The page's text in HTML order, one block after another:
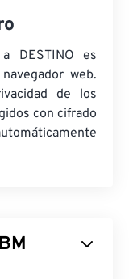
DESTINO es
web.
de los
con cifrado